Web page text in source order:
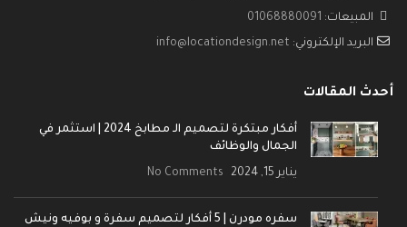
المبيعات: 01068880091
البريد الإلكتروني: info@locationdesign.net
أحدث المقالات
أفكار مبتكرة لتصميم الـ مطابخ 2024 | استثمر في
الجمال والوظائف
يناير 15, 2024 No Comments
سفره مودرن | 5 أفكار لتصميم سفرة و بوفيه ونيش